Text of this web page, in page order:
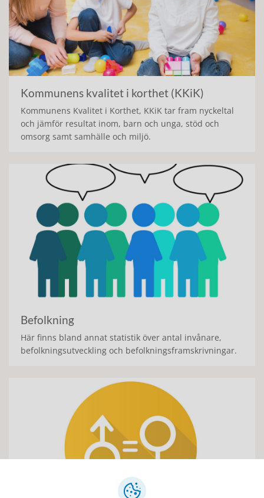
Kommunens kvalitet i korthet (KKiK)
Kommunens Kvalitet i Korthet, KKiK tar fram nyckeltal
och jämför resultat inom, barn och unga, stöd och
omsorg samt samhälle och miljö.
Befolkning
Här finns bland annat statistik över antal invånare,
befolkningsutveckling och befolkningsframskrivningar.